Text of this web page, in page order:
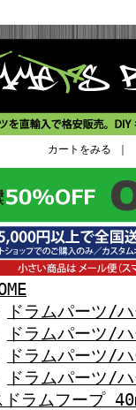
カートをみる
ドラムパーツ/
ドラムパーツ/
ドラムパーツ/
ドラムパーツ/
ドラムフープ